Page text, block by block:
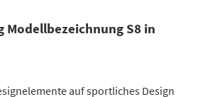
Modellbezeichnung S8 in
auf sportliches Design